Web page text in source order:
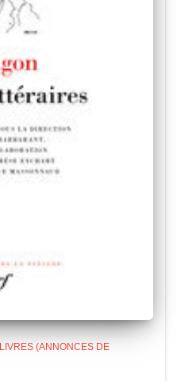
LIVRES (ANNONCES DE